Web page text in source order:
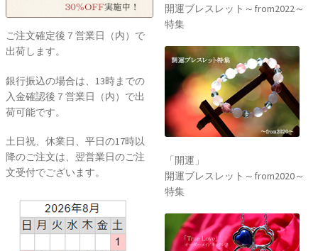
ご注文確定後７営業日（内）で
出荷します。
銀行振込の場合は、13時までの
入金確認後７営業日（内）で出
荷可能です。
土日祝、休業日、平日の17時以
降のご注文は、翌営業日のご注
文受付でございます。
開運ブレスレット～from2022～
特集
「開運」
開運ブレスレット～from2020～
特集